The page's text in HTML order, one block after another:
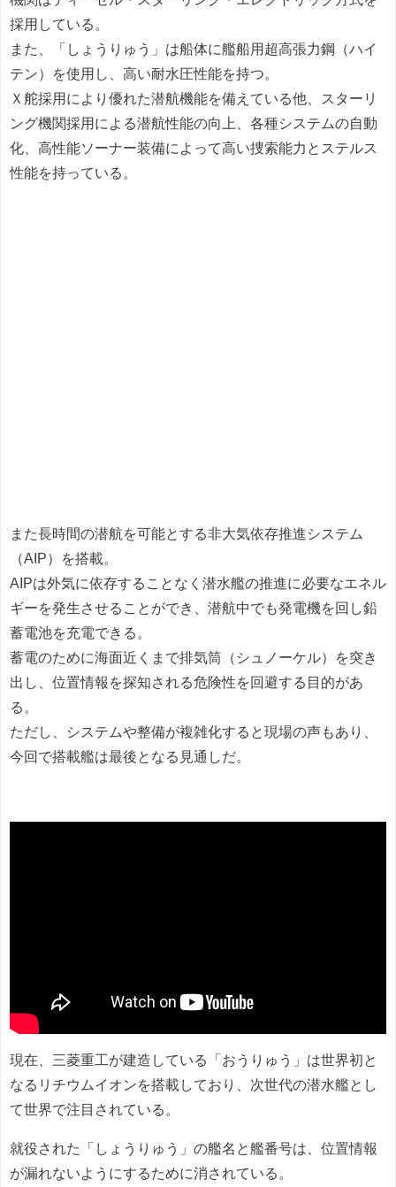
採用している。
また、「しょうりゅう」は船体に艦船用超高張力鋼（ハイ
テン）を使用し、高い耐水圧性能を持つ。
Ｘ舵採用により優れた潜航機能を備えている他、スターリ
ング機関採用による潜航性能の向上、各種システムの自動
化、高性能ソーナー装備によって高い捜索能力とステルス
性能を持っている。
また長時間の潜航を可能とする非大気依存推進システム
（AIP）を搭載。
AIPは外気に依存することなく潜水艦の推進に必要なエネル
ギーを発生させることができ、潜航中でも発電機を回し鉛
蓄電池を充電できる。
蓄電のために海面近くまで排気筒（シュノーケル）を突き
出し、位置情報を探知される危険性を回避する目的があ
る。
ただし、システムや整備が複雑化すると現場の声もあり、
今回で搭載艦は最後となる見通しだ。
現在、三菱重工が建造している「おうりゅう」は世界初と
なるリチウムイオンを搭載しており、次世代の潜水艦とし
て世界で注目されている。
就役された「しょうりゅう」の艦名と艦番号は、位置情報
が漏れないようにするために消されている。